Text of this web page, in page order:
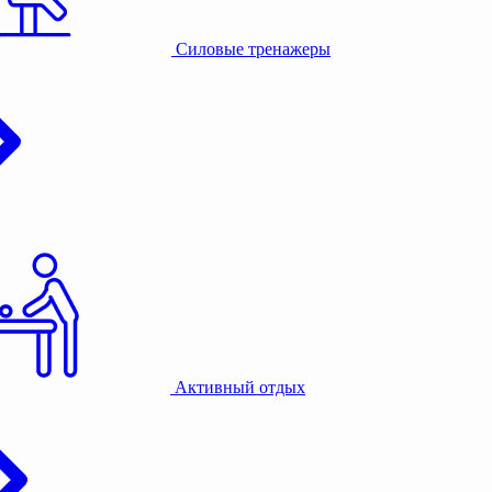
Силовые тренажеры